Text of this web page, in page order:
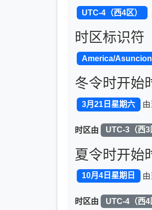
UTC-4（西4区）
时区标识符
America/Asuncion
冬令时开始
3月21日星期六
时区由 UTC-3（西3
夏令时开始
10月4日星期日
时区由 UTC-4（西4